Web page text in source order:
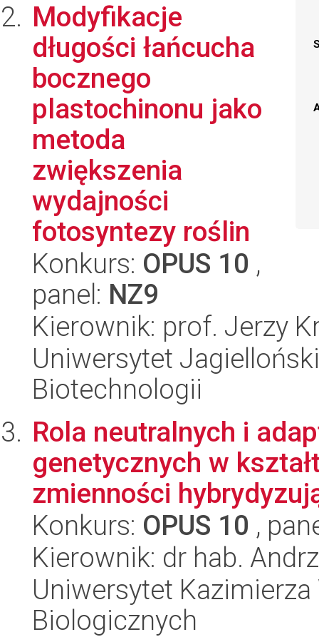
Modyfikacje
długości łańcucha
bocznego
plastochinonu jako
metoda
zwiększenia
wydajności
fotosyntezy roślin
Konkurs: OPUS 10 ,
panel: NZ9
Kierownik: prof. Jerzy
Uniwersytet
Biotechnologii
Rola neutralnych i
genetycznych w
zmienności
Konkurs: OPUS 10 ,
Kierownik: dr hab.
Uniwersytet Kazimierza
Biologicznych